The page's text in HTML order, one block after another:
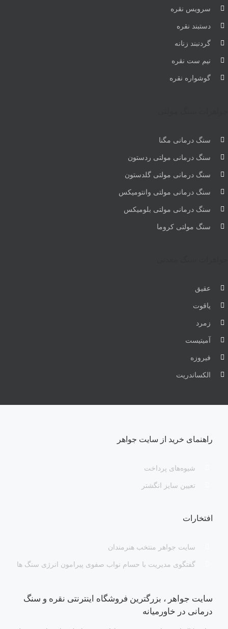
سرویس نقره
دستبند نقره
گردنبند زنانه
نیم ست نقره
گوشواره نقره
سنگ درمانی مگنا
سنگ درمانی مولتی ردستون
سنگ درمانی مولتی گلدستون
سنگ درمانی مولتی وانتومیکس
سنگ درمانی مولتی بلومیکس
سنگ مولتی کروما
عقیق
یاقوت
زمرد
آمیتیست
فیروزه
الکساندریت
راهنمای خرید از سایت جواهر
شیوه‌های پرداخت
تعیین سایز انگشتر
افتخارات
سایت جواهر منتخب هنرمندان
گفتگوی مدیریت با حسام نواب صفوی پیرامون انرژی سنگ ها
سایت جواهر ، بزرگترین فروشگاه اینترنتی نقره و سنگ
درمانی در خاورمیانه